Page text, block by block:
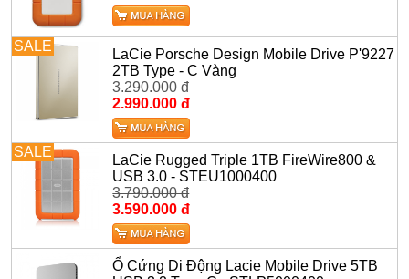
SALE
LaCie Porsche Design Mobile Drive P'9227
2TB Type - C Vàng
3.290.000 đ
2.990.000 đ
SALE
LaCie Rugged Triple 1TB FireWire800 &
USB 3.0 - STEU1000400
3.790.000 đ
3.590.000 đ
Ổ Cứng Di Động Lacie Mobile Drive 5TB